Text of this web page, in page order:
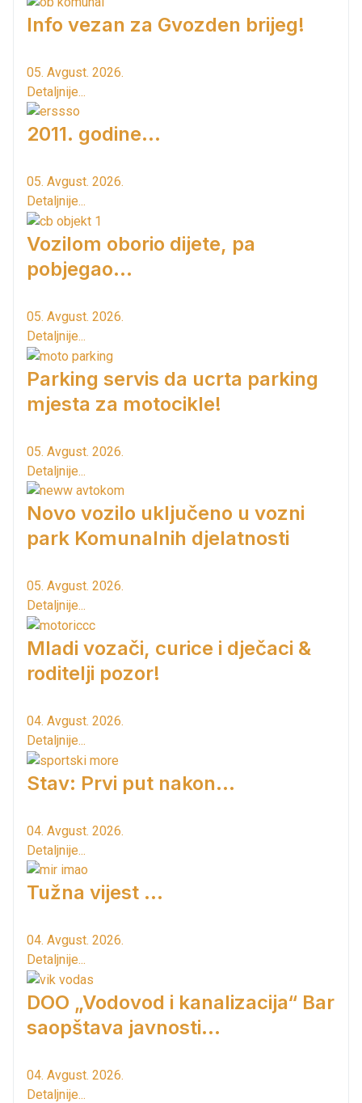
Info vezan za Gvozden brijeg!
05. Avgust. 2026.
Detaljnije...
2011. godine...
05. Avgust. 2026.
Detaljnije...
Vozilom oborio dijete, pa
pobjegao...
05. Avgust. 2026.
Detaljnije...
Parking servis da ucrta parking
mjesta za motocikle!
05. Avgust. 2026.
Detaljnije...
Novo vozilo uključeno u vozni
park Komunalnih djelatnosti
05. Avgust. 2026.
Detaljnije...
Mladi vozači, curice i dječaci &
roditelji pozor!
04. Avgust. 2026.
Detaljnije...
Stav: Prvi put nakon…
04. Avgust. 2026.
Detaljnije...
Tužna vijest ...
04. Avgust. 2026.
Detaljnije...
DOO „Vodovod i kanalizacija“ Bar
saopštava javnosti...
04. Avgust. 2026.
Detaljnije...